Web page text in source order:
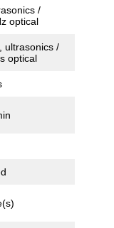
/
optical
ultrasonics /
optical